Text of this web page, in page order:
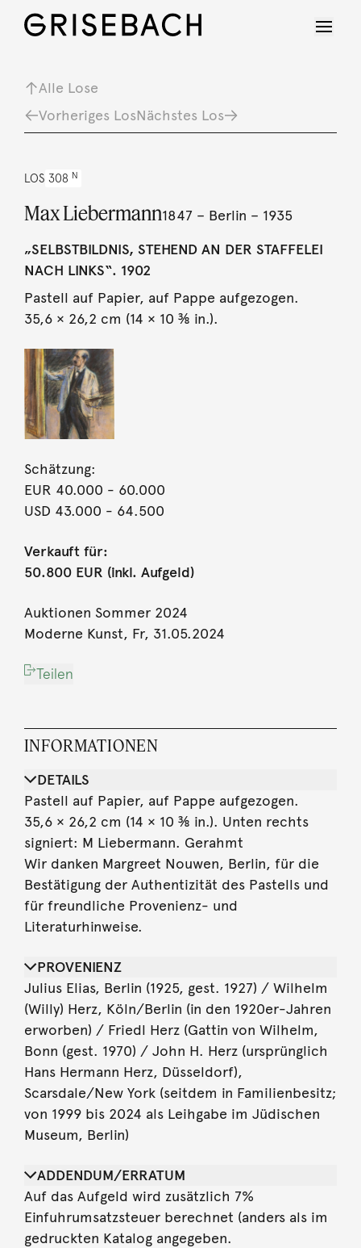
Alle Lose
Vorheriges LosNächstes Los
LOS 308 N
Max Liebermann1847 – Berlin – 1935
„SELBSTBILDNIS, STEHEND AN DER STAFFELEI
NACH LINKS“. 1902
Pastell auf Papier, auf Pappe aufgezogen.
35,6 × 26,2 cm (14 × 10 ⅜ in.).
Schätzung:
EUR 40.000 - 60.000
USD 43.000 - 64.500
Verkauft für:
50.800 EUR (inkl. Aufgeld)
Auktionen Sommer 2024
Moderne Kunst, Fr, 31.05.2024
Teilen
INFORMATIONEN
DETAILS
Pastell auf Papier, auf Pappe aufgezogen.
35,6 × 26,2 cm (14 × 10 ⅜ in.). Unten rechts
signiert: M Liebermann. Gerahmt
Wir danken Margreet Nouwen, Berlin, für die
Bestätigung der Authentizität des Pastells und
für freundliche Provenienz- und
Literaturhinweise.
PROVENIENZ
Julius Elias, Berlin (1925, gest. 1927) / Wilhelm
(Willy) Herz, Köln/Berlin (in den 1920er-Jahren
erworben) / Friedl Herz (Gattin von Wilhelm,
Bonn (gest. 1970) / John H. Herz (ursprünglich
Hans Hermann Herz, Düsseldorf),
Scarsdale/New York (seitdem in Familienbesitz;
von 1999 bis 2024 als Leihgabe im Jüdischen
Museum, Berlin)
ADDENDUM/ERRATUM
Auf das Aufgeld wird zusätzlich 7%
Einfuhrumsatzsteuer berechnet (anders als im
gedruckten Katalog angegeben.